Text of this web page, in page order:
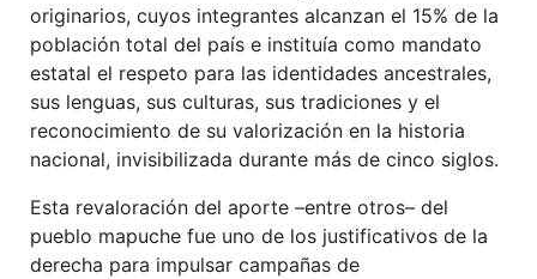
originarios, cuyos integrantes alcanzan el 15% de la
población total del país e instituía como mandato
estatal el respeto para las identidades ancestrales,
sus lenguas, sus culturas, sus tradiciones y el
reconocimiento de su valorización en la historia
nacional, invisibilizada durante más de cinco siglos.
Esta revaloración del aporte –entre otros– del
pueblo mapuche fue uno de los justificativos de la
derecha para impulsar campañas de